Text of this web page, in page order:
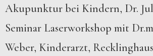
Akupunktur bei Kindern, Dr.
Seminar Laserworkshop mit
Weber, Kinderarzt,